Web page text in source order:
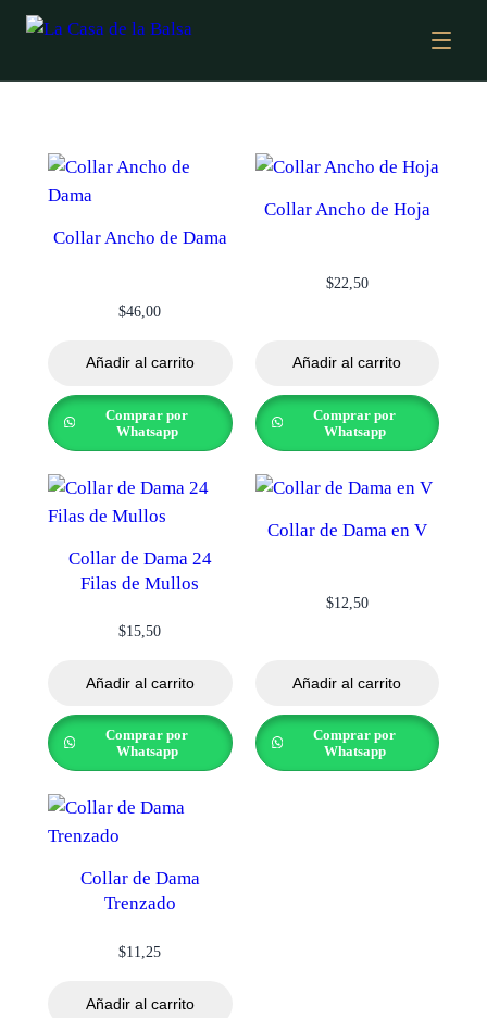
Collar Ancho de Dama
$46,00
Añadir al carrito
Comprar por
Whatsapp
Collar Ancho de Hoja
$22,50
Añadir al carrito
Comprar por
Whatsapp
Collar de Dama 24
Filas de Mullos
$15,50
Añadir al carrito
Comprar por
Whatsapp
Collar de Dama en V
$12,50
Añadir al carrito
Comprar por
Whatsapp
Collar de Dama
Trenzado
$11,25
Añadir al carrito